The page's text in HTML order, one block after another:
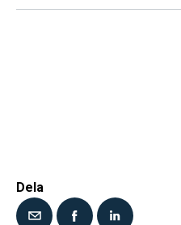
Dela